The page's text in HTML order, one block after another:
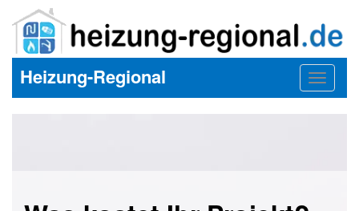
Toggle
Heizung-Regional